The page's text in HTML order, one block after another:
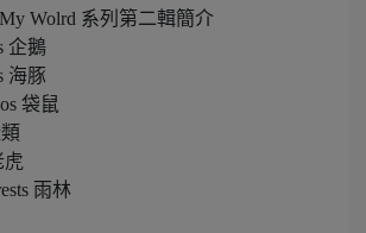
Wolrd 系列第二輯簡介
企鵝
海豚
袋鼠
虎
雨林